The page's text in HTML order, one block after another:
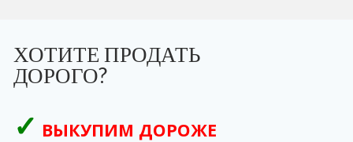
ХОТИТЕ ПРОДАТЬ
ДОРОГО?
ВЫКУПИМ ДОРОЖЕ